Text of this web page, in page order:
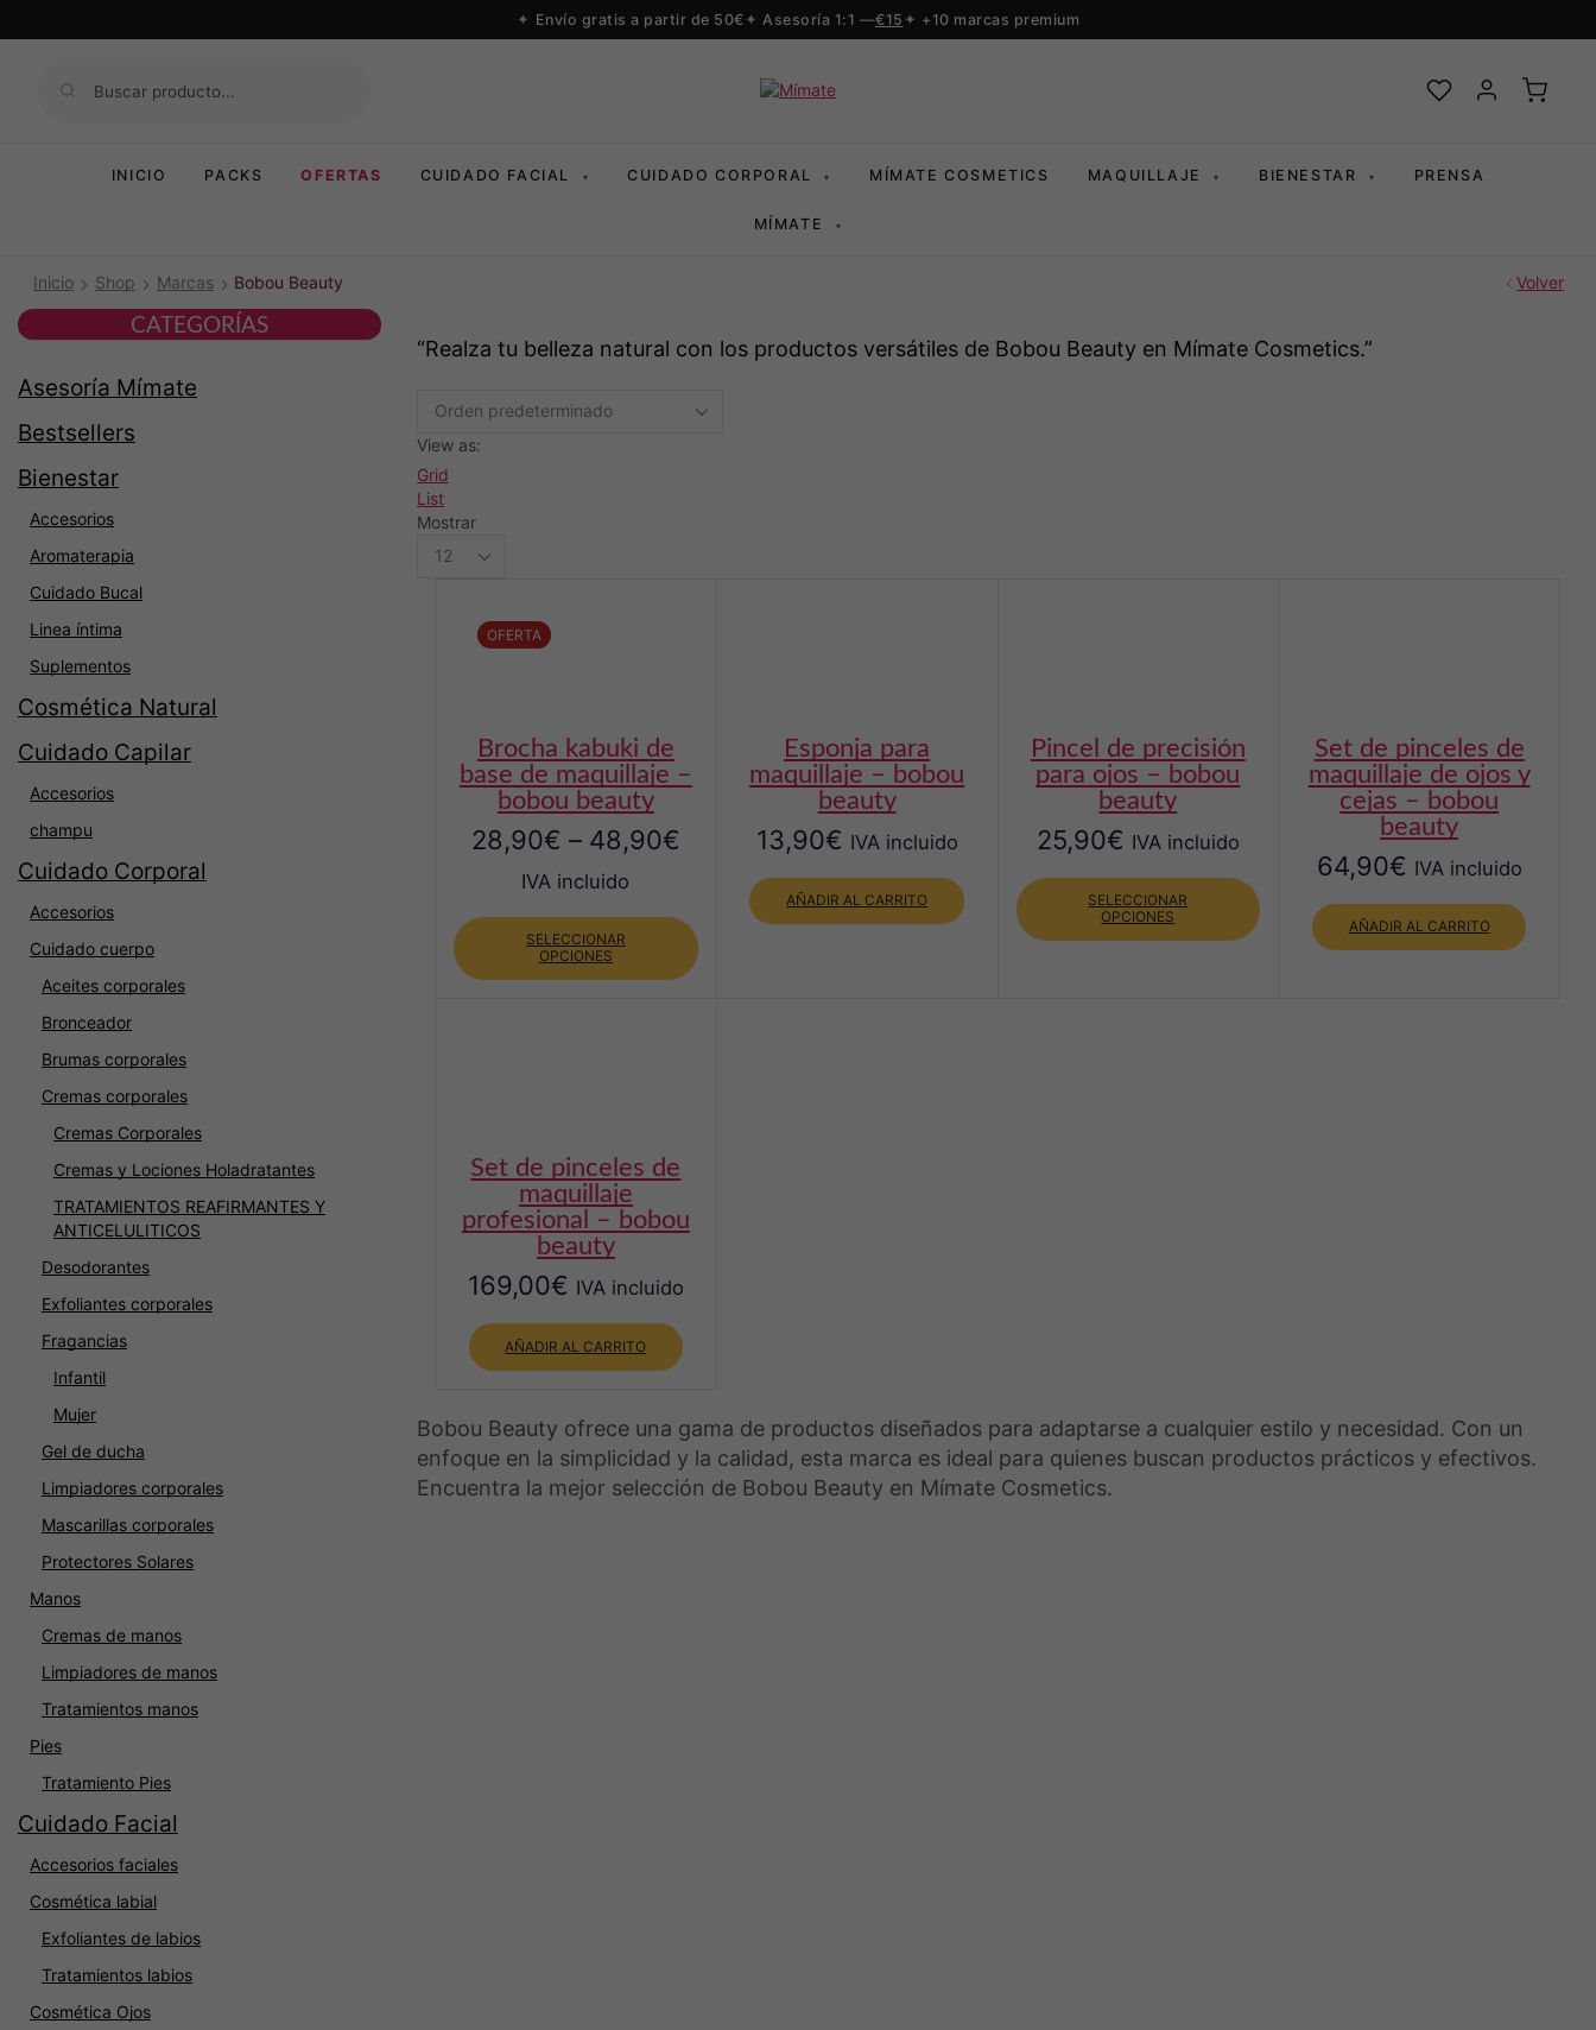
Envío gratis a partir de 50€ Asesoría 1:1 —€15 +10 marcas premium
INICIO PACKS OFERTAS CUIDADO FACIAL ▾ CUIDADO CORPORAL ▾ MÍMATE COSMETICS MAQUILLAJE ▾ BIENESTAR ▾ PRENSA
MÍMATE ▾
Inicio Shop Marcas Bobou Beauty Volver
“Realza tu belleza natural con los productos versátiles de Bobou Beauty en Mímate Cosmetics.”
View as:
Grid
List
Mostrar
per
OFERTA
brocha kabuki de
base de maquillaje –
bobou beauty
28,90€ – 48,90€
IVA incluido
SELECCIONAR
OPCIONES
producto
tiene
esponja para
maquillaje – bobou
beauty
13,90€ IVA incluido
AÑADIR AL CARRITO
pincel de precisión
para ojos – bobou
beauty
25,90€ IVA incluido
SELECCIONAR
OPCIONES
tiene
múltiples
set de pinceles de
maquillaje de ojos y
cejas – bobou
beauty
64,90€ IVA incluido
AÑADIR AL CARRITO
set de pinceles de
maquillaje
profesional – bobou
beauty
169,00€ IVA incluido
AÑADIR AL CARRITO
Bobou Beauty ofrece una gama de productos diseñados para adaptarse a cualquier estilo y necesidad. Con un
enfoque en la simplicidad y la calidad, esta marca es ideal para quienes buscan productos prácticos y efectivos.
Encuentra la mejor selección de Bobou Beauty en Mímate Cosmetics.
CATEGORÍAS
Asesoría Mímate
Bestsellers
Bienestar
Accesorios
Aromaterapia
Cuidado Bucal
Linea íntima
Suplementos
Cosmética Natural
Cuidado Capilar
Accesorios
champu
Cuidado Corporal
Accesorios
Cuidado cuerpo
Aceites corporales
Bronceador
Brumas corporales
Cremas corporales
Cremas Corporales
Cremas y Lociones Holadratantes
TRATAMIENTOS REAFIRMANTES Y
ANTICELULITICOS
Desodorantes
Exfoliantes corporales
Fragancias
Infantil
Mujer
Gel de ducha
Limpiadores corporales
Mascarillas corporales
Protectores Solares
Manos
Cremas de manos
Limpiadores de manos
Tratamientos manos
Pies
Tratamiento Pies
Cuidado Facial
Accesorios faciales
Cosmética labial
Exfoliantes de labios
Tratamientos labios
Cosmética Ojos